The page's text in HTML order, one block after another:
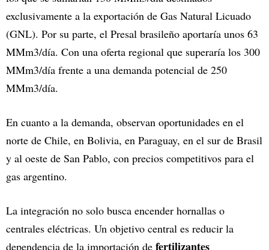
exclusivamente a la exportación de Gas Natural Licuado
(GNL). Por su parte, el Presal brasileño aportaría unos 63
MMm3/día. Con una oferta regional que superaría los 300
MMm3/día frente a una demanda potencial de 250
MMm3/día.
En cuanto a la demanda, observan oportunidades en el
norte de Chile, en Bolivia, en Paraguay, en el sur de Brasil
y al oeste de San Pablo, con precios competitivos para el
gas argentino.
La integración no solo busca encender hornallas o
centrales eléctricas. Un objetivo central es reducir la
dependencia de la importación de fertilizantes